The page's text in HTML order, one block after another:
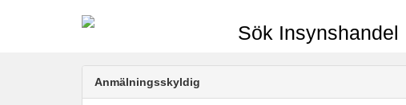
Sök Insynshandel
Anmälningsskyldig